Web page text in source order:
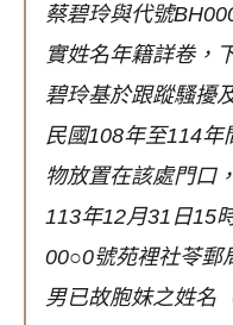
蔡碧玲與代號
實姓名年籍詳卷，
碧玲基於跟蹤騷擾
民國108年至114年
物放置在該處門口
113年12月31日15
00○0號苑裡社苓郵
男已故胞妹之姓名